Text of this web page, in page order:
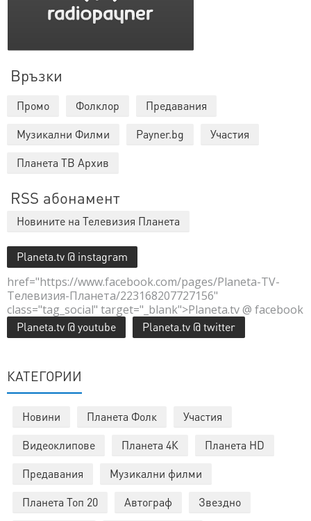
Връзки
Промо Фолклор
Предавания
Музикални Филми
Payner.bg
Участия
Планета ТВ Архив
RSS абонамент
Новините на Телевизия Планета
Planeta.tv @ instagram
href="https://www.facebook.com/pages/Planeta-TV-
Телевизия-Планета/223168207727156"
class="tag_social" target="_blank">Planeta.tv @ facebook
Planeta.tv @ youtube Planeta.tv @ twitter
КАТЕГОРИИ
Новини Планета Фолк
Участия
Видеоклипове
Планета 4К
Планета HD
Предавания
Музикални филми
Планета Топ 20
Автограф
Звездно